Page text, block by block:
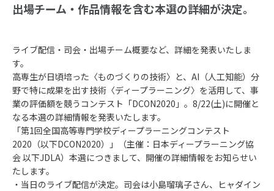
出場チーム・作品情報を含む本選の詳細が決定。
ライブ配信・司会・出場チーム概要など、詳細を発表いたしま
す。
高専生が日頃培った〈ものづくりの技術〉と、AI（人工知能）分
野で特に成果を出す技術〈ディープラーニング〉を活用して、事
業の評価額を競うコンテスト「DCON2020」。8/22(土)に開催と
なる本選の詳細情報を発表いたします。
「第1回全国高等専門学校ディープラーニングコンテスト
2020（以下DCON2020）」（主催：日本ディープラーニング協
会 以下JDLA）本選につきまして、開催の詳細情報をお知らせい
たします。
・当日のライブ配信が決定。司会は小島瑠璃子さん、ヒャダイン